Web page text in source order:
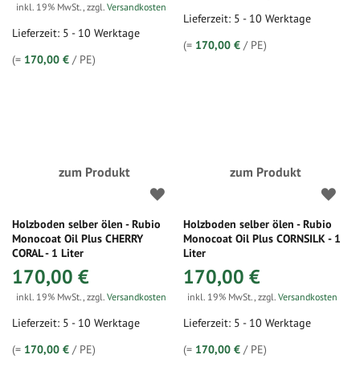
inkl. 19% MwSt., zzgl. Versandkosten
Lieferzeit: 5 - 10 Werktage
(= 170,00 € / PE)
Lieferzeit: 5 - 10 Werktage
(= 170,00 € / PE)
zum Produkt
Holzboden selber ölen - Rubio
Monocoat Oil Plus CHERRY
CORAL - 1 Liter
170,00 €
inkl. 19% MwSt., zzgl. Versandkosten
Lieferzeit: 5 - 10 Werktage
(= 170,00 € / PE)
zum Produkt
Holzboden selber ölen - Rubio
Monocoat Oil Plus CORNSILK - 1
Liter
170,00 €
inkl. 19% MwSt.,zzgl.Versandkosten
Lieferzeit: 5 - 10 Werktage
(= 170,00 € / PE)